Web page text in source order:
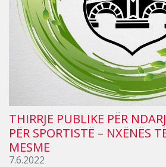
THIRRJE PUBLIKE PËR
PËR SPORTISTË – NXËNËS
MESME
7.6.2022